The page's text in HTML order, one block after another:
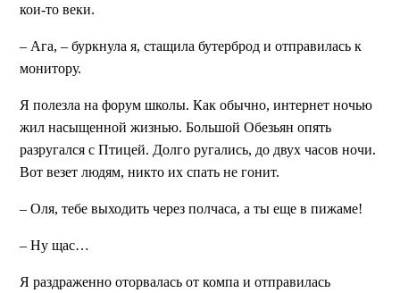
кои-то веки.
– Ага, – буркнула я, стащила бутерброд и отправилась к
монитору.
Я полезла на форум школы. Как обычно, интернет ночью
жил насыщенной жизнью. Большой Обезьян опять
разругался с Птицей. Долго ругались, до двух часов ночи.
Вот везет людям, никто их спать не гонит.
– Оля, тебе выходить через полчаса, а ты еще в пижаме!
– Ну щас…
Я раздраженно оторвалась от компа и отправилась